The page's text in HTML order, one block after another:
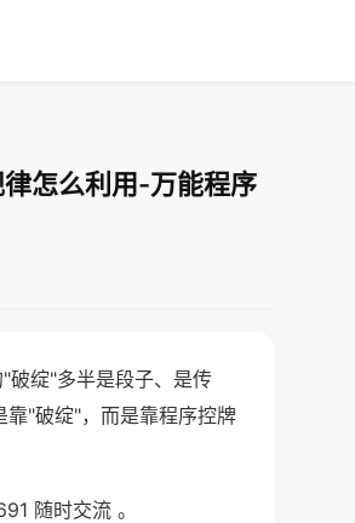
怎么利用-万能程序
破绽"多半是段子、是传
"破绽"，而是靠程序控牌
随时交流 。